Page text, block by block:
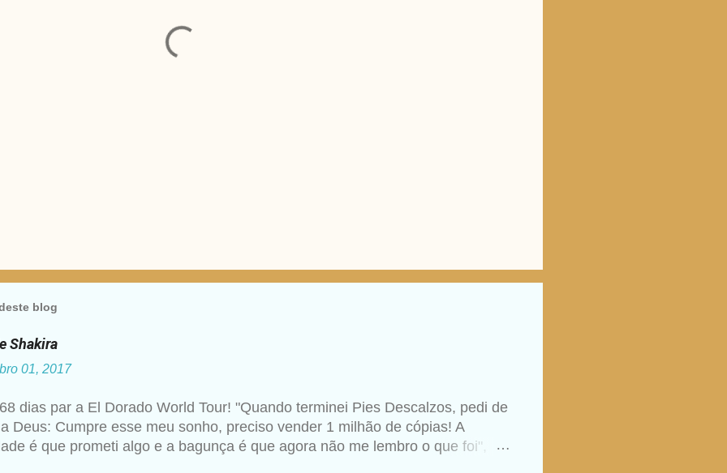
blog
Shakira
01, 2017
dias par a El Dorado World Tour! "Quando terminei Pies Descalzos, pedi de
Deus: Cumpre esse meu sonho, preciso vender 1 milhão de cópias! A
é que prometi algo e a bagunça é que agora não me lembro o que foi",